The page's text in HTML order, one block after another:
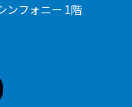
ンフォニー 1階